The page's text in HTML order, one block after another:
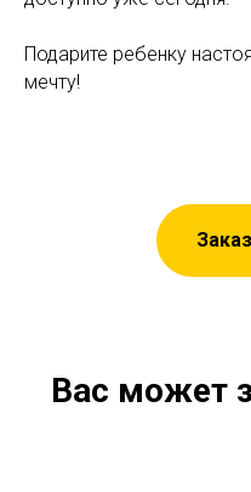
Подарите ребенку
мечту!
Вас может